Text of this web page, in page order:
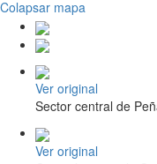
Colapsar mapa
Ver original
Sector central de
Ver original